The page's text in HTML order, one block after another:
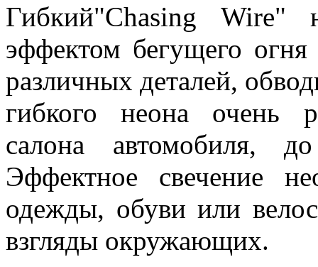
Гибкий"Chasing
эффектом бегущего
различных деталей,
гибкого неона очень
салона автомобиля,
Эффектное свечение
одежды, обуви или
взгляды окружающих.